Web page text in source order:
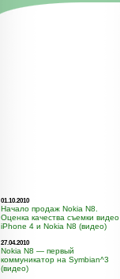
01.10.2010
Начало продаж Nokia N8.
Оценка качества съемки видео
iPhone 4 и Nokia N8 (видео)
27.04.2010
Nokia N8 — первый
коммуникатор на Symbian^3
(видео)